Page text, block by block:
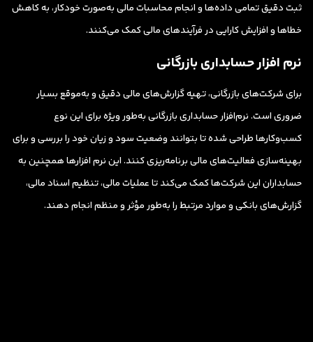
ثبت دقیق تمامی داده‌ها و انجام محاسبات مالی به‌صورت خودکار، به کاهش
خطاها و افزایش کارایی در فرآیندهای مالی کمک می‌کنند.
نرم افزار حسابداری بازرگانی
برای شرکت‌های بازرگانی، تهیه گزارش‌های مالی دقیق و به‌موقع بسیار
ضروری است. نرم‌افزار حسابداری بازرگانی به‌طور ویژه برای این نوع
کسب‌وکارها طراحی شده تا بتوانند وضعیت سود و زیان خود را بررسی و برای
بهینه‌سازی فعالیت‌های مالی برنامه‌ریزی کنند. این نرم افزارها همچنین به
حسابداران این شرکت‌ها کمک می‌کند تا عملیات مالی، تنظیم اسناد مالی،
گزارش‌های بانکی و موارد مرتبط را به‌طور مؤثر و منظم انجام دهند.